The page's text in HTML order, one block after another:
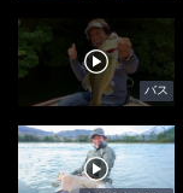
バス